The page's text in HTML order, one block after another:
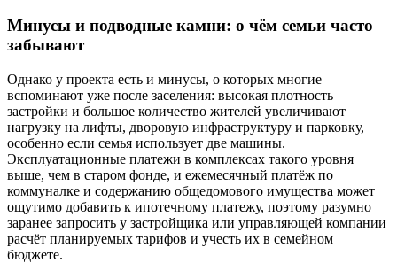
Минусы и подводные камни: о чём семьи часто
забывают
Однако у проекта есть и минусы, о которых многие
вспоминают уже после заселения: высокая плотность
застройки и большое количество жителей увеличивают
нагрузку на лифты, дворовую инфраструктуру и парковку,
особенно если семья использует две машины.
Эксплуатационные платежи в комплексах такого уровня
выше, чем в старом фонде, и ежемесячный платёж по
коммуналке и содержанию общедомового имущества может
ощутимо добавить к ипотечному платежу, поэтому разумно
заранее запросить у застройщика или управляющей компании
расчёт планируемых тарифов и учесть их в семейном
бюджете.